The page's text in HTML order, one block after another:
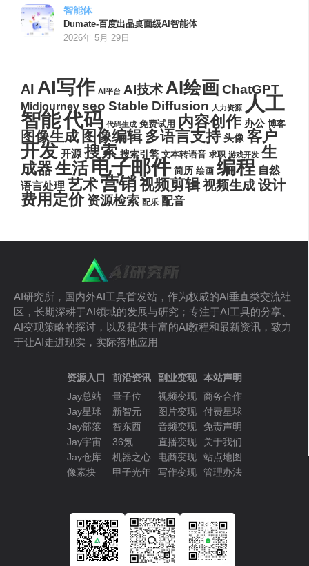
智能体
Dumate-百度出品桌面级AI智能体
2026年 5月 29日
AI AI写作 AI平台 AI技术AI绘画ChatGPT
Midjourney seo Stable Diffusion 人力资源 人工
智能代码 代码生成 免费试用 内容创作 办公 博客
图像生成 图像编辑 多语言支持 头像 客户
开发 开源 搜索 搜索引擎 文本转语音 求职 游戏开发 生
成器生活电子邮件 简历 绘画 编程 自然
语言处理 艺术营销视频剪辑视频生成设计
费用定价 资源检索 配乐 配音
AI研究所，国内外AI工具首发站，作为权威的AI垂直类交流社
区，长期深耕于AI领域的发展与研究；专注于AI工具的分享、
AI变现策略的探讨，以及提供丰富的AI教程和最新资讯，致力
于让AI走进现实，实际落地应用
资源入口
Jay总站
Jay星球
Jay部落
Jay宇宙
Jay仓库
像素块
前沿资讯
量子位
新智元
智东西
36氪
机器之心
甲子光年
副业变现
视频变现
图片变现
音频变现
直播变现
电商变现
写作变现
本站声明
商务合作
付费星球
免责声明
关于我们
站点地图
管理办法